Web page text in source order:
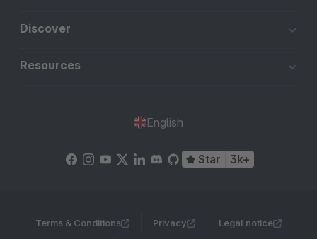
Discover
Resources
English
Star 3k+
Terms & Conditions Privacy Legal notice